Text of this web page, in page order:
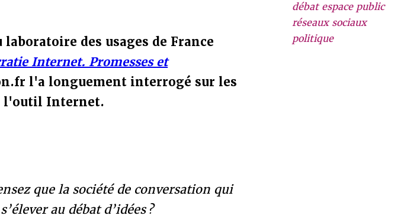
débat espace public
réseaux sociaux
politique
des usages de France
Internet. Promesses et
l'a longuement interrogé sur les
l'outil Internet.
que la société de conversation qui
au débat d’idées ?